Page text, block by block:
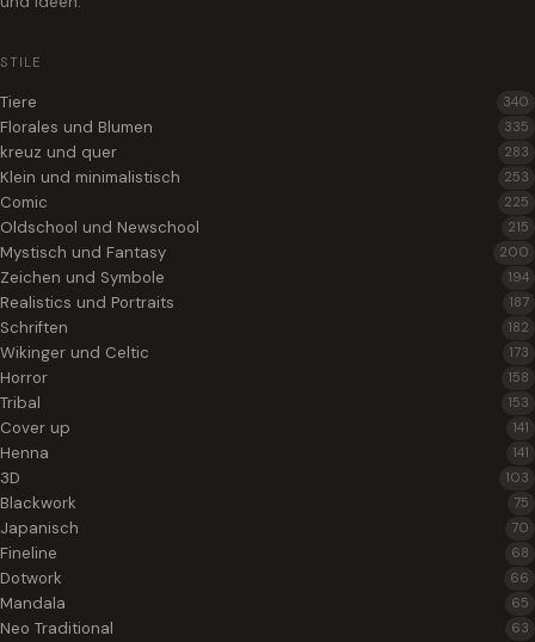
STILE
Tiere 340
Florales und Blumen 335
kreuz und quer 283
Klein und minimalistisch 253
Comic 225
Oldschool und Newschool 215
Mystisch und Fantasy 200
Zeichen und Symbole 194
Realistics und Portraits 187
Schriften 182
Wikinger und Celtic 173
Horror 158
Tribal 153
Cover up 141
Henna 141
3D 103
Blackwork 75
Japanisch 70
Fineline 68
Dotwork 66
Mandala 65
Neo Traditional 63